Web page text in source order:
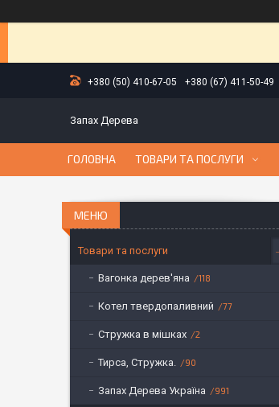
+380 (50) 410-67-05 +380 (67) 411-50-49
Запах Дерева
ГОЛОВНА ТОВАРИ ТА ПОСЛУГИ
Товари та послуги
Вагонка дерев'яна 118
Котел твердопаливний 77
Стружка в мішках 2
Тирса, Стружка. 90
Запах Дерева Україна 991